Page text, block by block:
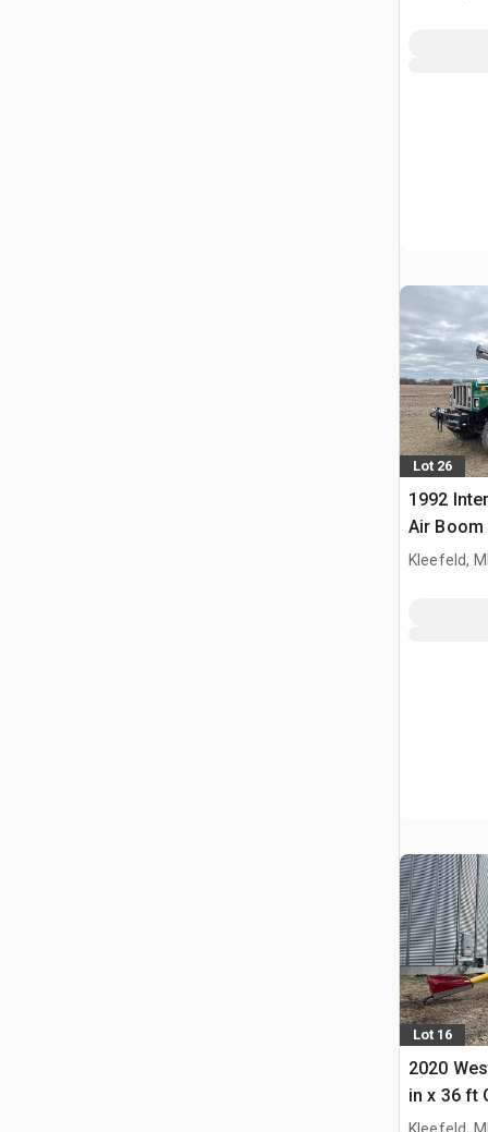
Lot 26
1992
Air Boom
Kleefeld,
Lot 16
2020
in x 36 ft
Kleefeld,